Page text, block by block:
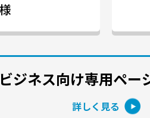
ビジネス向け専用ペー
詳しく見る